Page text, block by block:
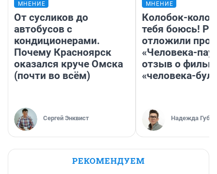
МНЕНИЕ
От сусликов до
автобусов с
кондиционерами.
Почему Красноярск
оказался круче Омска
(почти во всём)
Сергей Энквист
МНЕНИЕ
Колобок-
тебя боюсь!
отложили
«Человека-
отзыв о
«человека-
Надежда
РЕКОМЕНДУЕМ